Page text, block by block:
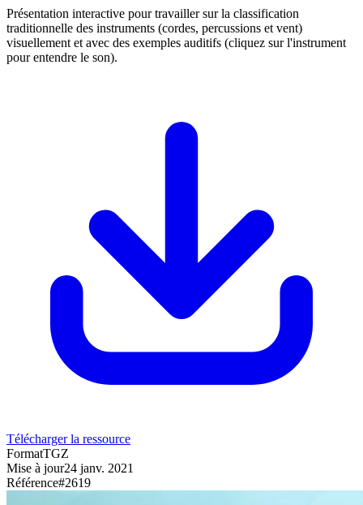
Présentation interactive pour travailler sur la classification
traditionnelle des instruments (cordes, percussions et vent)
visuellement et avec des exemples auditifs (cliquez sur l'instrument
pour entendre le son).
Télécharger la ressource
FormatTGZ
Mise à jour24 janv. 2021
Référence#2619